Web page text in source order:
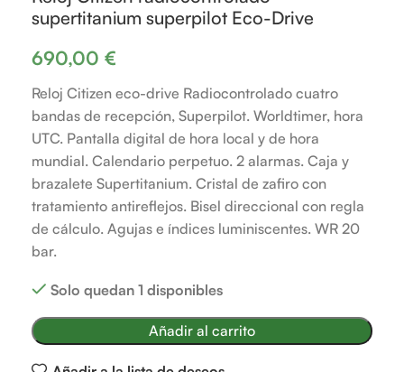
supertitanium superpilot Eco-Drive
690,00 €
Reloj Citizen eco-drive Radiocontrolado cuatro
bandas de recepción, Superpilot. Worldtimer, hora
UTC. Pantalla digital de hora local y de hora
mundial. Calendario perpetuo. 2 alarmas. Caja y
brazalete Supertitanium. Cristal de zafiro con
tratamiento antireflejos. Bisel direccional con regla
de cálculo. Agujas e índices luminiscentes. WR 20
bar.
Solo quedan 1 disponibles
Añadir al carrito